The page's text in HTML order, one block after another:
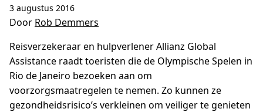
3 augustus 2016
Door Rob Demmers
Reisverzekeraar en hulpverlener Allianz Global
Assistance raadt toeristen die de Olympische Spelen in
Rio de Janeiro bezoeken aan om
voorzorgsmaatregelen te nemen. Zo kunnen ze
gezondheidsrisico’s verkleinen om veiliger te genieten